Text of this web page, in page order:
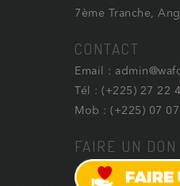
7ème Tranche,
CONTACT
Email :
Tél : (+225) 27 22
Mob : (+225) 07
FAIRE UN DON